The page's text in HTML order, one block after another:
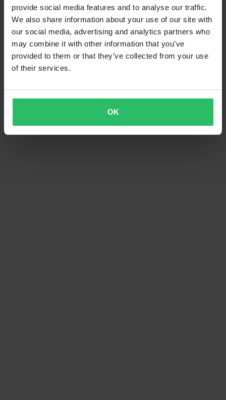
provide social media features and to analyse our traffic.
We also share information about your use of our site with
our social media, advertising and analytics partners who
may combine it with other information that you’ve
provided to them or that they’ve collected from your use
of their services.
OK